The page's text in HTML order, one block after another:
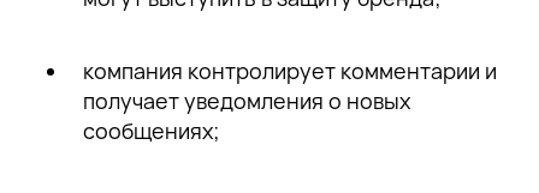
компания контролирует комментарии и
получает уведомления о новых
сообщениях;